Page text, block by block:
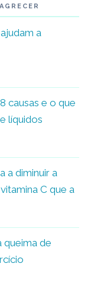
a
causas e o que
líquidos
a diminuir a
C que a
queima de